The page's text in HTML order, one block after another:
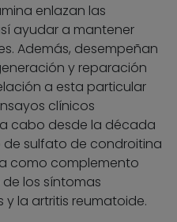
enlazan las
ayudar a mantener
Además, desempeñan
y reparación
a esta particular
clínicos
cabo desde la década
de sulfato de condroitina
como complemento
los síntomas
la artritis reumatoide.